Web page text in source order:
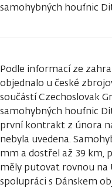
samohybných houfnic
Podle informací ze
objednalo u české
součástí Czechoslovak
samohybných houfnic
první kontrakt z února
nebyla uvedena.
mm a dostřel až 39 km,
měly putovat rovnou na
spolupráci s Dánskem